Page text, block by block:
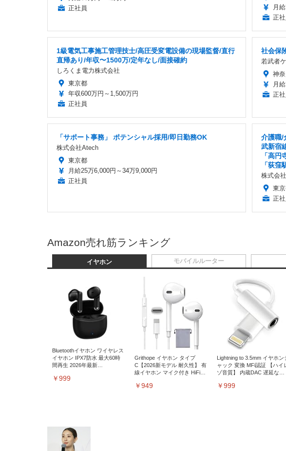
正社員
月
正社
1級電気工事施工管理技士/高圧受変電設備の現場監督/直行
直帰あり/年収〜1500万/定年なし/面接確約
しろくま電力株式会社
東京都
年収600万円～1,500万円
正社員
社会保
若武者
神
月
正社
「サポート事務」 ポテンシャル採用/即日勤務OK
株式会社Atech
東京都
月給25万6,000円～34万9,000円
正社員
介護職/
武新宿
「高
「荻
株式会
東
正社
Amazon売れ筋ランキング
イヤホン
Bluetoothイヤホン ワイヤレス
イヤホン IPX7防水 最大60時
間再生 2026年最新
ヤホン 全音域HIFI音質低遅延
￥999
Grithope イヤホン タイプ
C【2026新モデル 耐久性】 有
線イヤホン マイク付き HiFi音
し
￥949
Lightning to 3.5mm イヤホン
ャック 変換 MFi認証 【ハイ
ゾ音質】 内蔵DAC 遅延なし
応
￥999
モバイルルーター